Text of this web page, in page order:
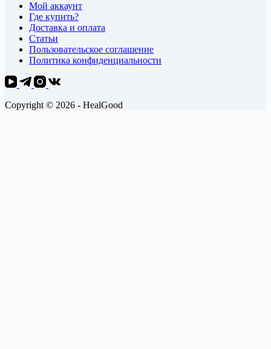
Мой аккаунт
Где купить?
Доставка и оплата
Статьи
Пользовательское соглашение
Политика конфиденциальности
Copyright © 2026 - HealGood